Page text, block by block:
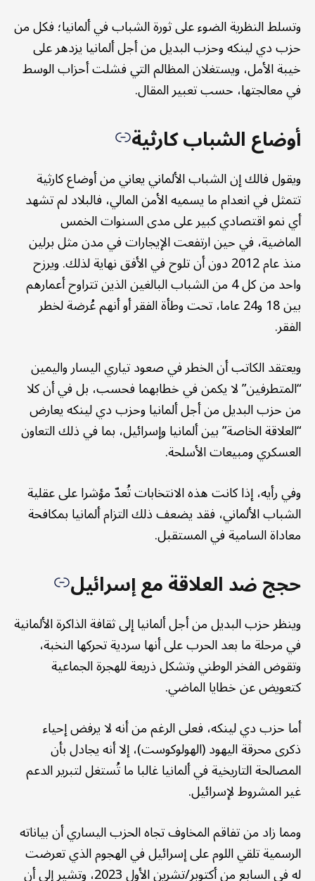
وتسلط النظرية الضوء على ثورة الشباب في ألمانيا؛ فكل من
حزب دي لينكه وحزب البديل من أجل ألمانيا يزدهر على
خيبة الأمل، ويستغلان المظالم التي فشلت أحزاب الوسط
في معالجتها، حسب تعبير المقال.
أوضاع الشباب كارثية
ويقول فالك إن الشباب الألماني يعاني من أوضاع كارثية
تتمثل في انعدام ما يسميه الأمن المالي، فالبلاد لم تشهد
أي نمو اقتصادي كبير على مدى السنوات الخمس
الماضية، في حين ارتفعت الإيجارات في مدن مثل برلين
منذ عام 2012 دون أن تلوح في الأفق نهاية لذلك. ويرزح
واحد من كل 4 من الشباب البالغين الذين تتراوح أعمارهم
بين 18 و24 عاما، تحت وطأة الفقر أو أنهم عُرضة لخطر
الفقر.
ويعتقد الكاتب أن الخطر في صعود تياري اليسار واليمين
“المتطرفين” لا يكمن في خطابهما فحسب، بل في أن كلا
من حزب البديل من أجل ألمانيا وحزب دي لينكه يعارض
“العلاقة الخاصة” بين ألمانيا وإسرائيل، بما في ذلك التعاون
العسكري ومبيعات الأسلحة.
وفي رأيه، إذا كانت هذه الانتخابات تُعدّ مؤشرا على عقلية
الشباب الألماني، فقد يضعف ذلك التزام ألمانيا بمكافحة
معاداة السامية في المستقبل.
حجج ضد العلاقة مع إسرائيل
وينظر حزب البديل من أجل ألمانيا إلى ثقافة الذاكرة الألمانية
في مرحلة ما بعد الحرب على أنها سردية تحركها النخبة،
وتقوض الفخر الوطني وتشكل ذريعة للهجرة الجماعية
كتعويض عن خطايا الماضي.
أما حزب دي لينكه، فعلى الرغم من أنه لا يرفض إحياء
ذكرى محرقة اليهود (الهولوكوست)، إلا أنه يجادل بأن
المصالحة التاريخية في ألمانيا غالبا ما تُستغل لتبرير الدعم
غير المشروط لإسرائيل.
ومما زاد من تفاقم المخاوف تجاه الحزب اليساري أن بياناته
الرسمية تلقي اللوم على إسرائيل في الهجوم الذي تعرضت
له في السابع من أكتوبر/تشرين الأول 2023، وتشير إلى أن